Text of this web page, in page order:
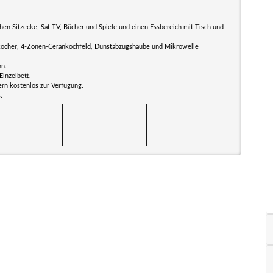
Sitzecke, Sat-TV, Bücher und Spiele und einen Essbereich mit Tisch und
4-Zonen-Cerankochfeld, Dunstabzugshaube und Mikrowelle
kostenlos zur Verfügung.